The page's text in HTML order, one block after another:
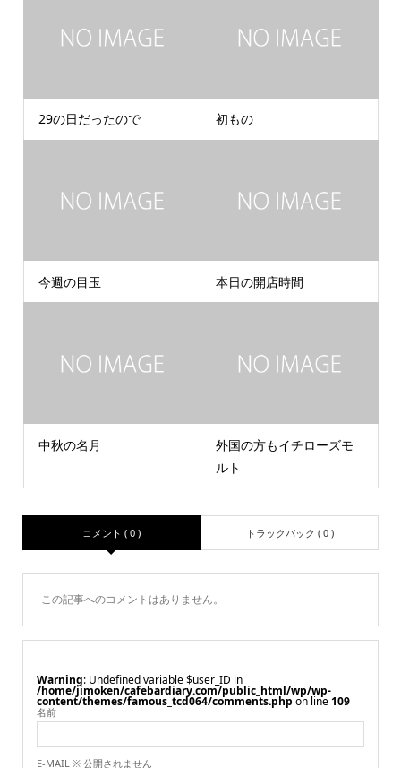
29の日だったので 初もの
今週の目玉 本日の開店時間
中秋の名月
外国の方もイチローズモ
ルト
コメント ( 0 ) トラックバック ( 0 )
この記事へのコメントはありません。
Warning : Undefined variable $user_ID in
/home/jimoken/cafebardiary.com/public_html/wp/wp-
content/themes/famous_tcd064/comments.php on line109
名前
E-MAIL ※ 公開されません